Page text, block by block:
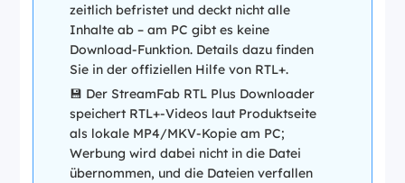
zeitlich befristet und deckt nicht alle
Inhalte ab – am PC gibt es keine
Download-Funktion. Details dazu finden
Sie in der offiziellen Hilfe von RTL+.
💾 Der StreamFab RTL Plus Downloader
speichert RTL+-Videos laut Produktseite
als lokale MP4/MKV-Kopie am PC;
Werbung wird dabei nicht in die Datei
übernommen, und die Dateien verfallen